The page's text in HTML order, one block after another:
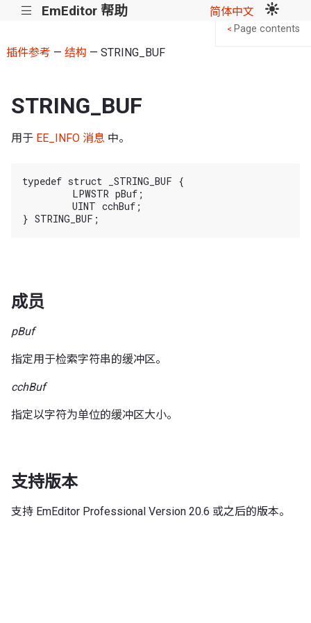
||| EmEditor 帮助 简体中文
插件参考 — 结构 — STRING_BUF
STRING_BUF
用于 EE_INFO 消息 中。
typedef struct _STRING_BUF {
成员
pBuf
指定用于检索字符串的缓冲区。
cchBuf
指定以字符为单位的缓冲区大小。
支持版本
支持 EmEditor Professional Version 20.6 或之后的版本。
< Page contents